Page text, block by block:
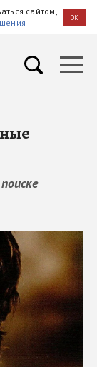
сайтом,
OK